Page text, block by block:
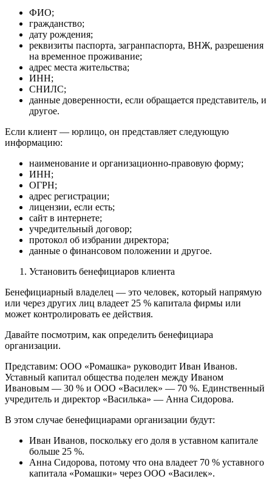
ФИО;
гражданство;
дату рождения;
реквизиты паспорта, загранпаспорта, ВНЖ, разрешения
на временное проживание;
адрес места жительства;
ИНН;
СНИЛС;
данные доверенности, если обращается представитель, и
другое.
Если клиент — юрлицо, он представляет следующую
информацию:
наименование и организационно-правовую форму;
ИНН;
ОГРН;
адрес регистрации;
лицензии, если есть;
сайт в интернете;
учредительный договор;
протокол об избрании директора;
данные о финансовом положении и другое.
Установить бенефициаров клиента
Бенефициарный владелец — это человек, который напрямую
или через других лиц владеет 25 % капитала фирмы или
может контролировать ее действия.
Давайте посмотрим, как определить бенефициара
организации.
Представим: ООО «Ромашка» руководит Иван Иванов.
Уставный капитал общества поделен между Иваном
Ивановым — 30 % и ООО «Василек» — 70 %. Единственный
учредитель и директор «Василька» — Анна Сидорова.
В этом случае бенефициарами организации будут:
Иван Иванов, поскольку его доля в уставном капитале
больше 25 %.
Анна Сидорова, потому что она владеет 70 % уставного
капитала «Ромашки» через ООО «Василек».